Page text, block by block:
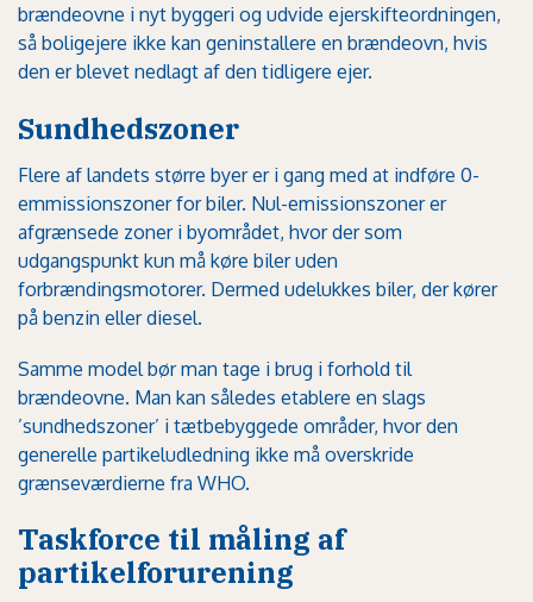
brændeovne i nyt byggeri og udvide ejerskifteordningen,
så boligejere ikke kan geninstallere en brændeovn, hvis
den er blevet nedlagt af den tidligere ejer.
Sundhedszoner
Flere af landets større byer er i gang med at indføre 0-
emmissionszoner for biler. Nul-emissionszoner er
afgrænsede zoner i byområdet, hvor der som
udgangspunkt kun må køre biler uden
forbrændingsmotorer. Dermed udelukkes biler, der kører
på benzin eller diesel.
Samme model bør man tage i brug i forhold til
brændeovne. Man kan således etablere en slags
’sundhedszoner’ i tætbebyggede områder, hvor den
generelle partikeludledning ikke må overskride
grænseværdierne fra WHO.
Taskforce til måling af
partikelforurening